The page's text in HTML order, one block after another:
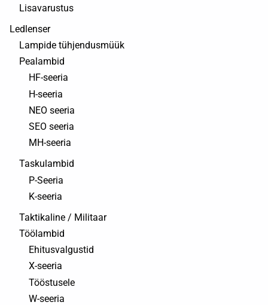
Lisavarustus
Ledlenser
Lampide tühjendusmüük
Pealambid
HF-seeria
H-seeria
NEO seeria
SEO seeria
MH-seeria
Taskulambid
P-Seeria
K-seeria
Taktikaline / Militaar
Töölambid
Ehitusvalgustid
X-seeria
Tööstusele
W-seeria